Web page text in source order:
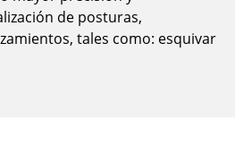
de posturas,
tales como: esquivar